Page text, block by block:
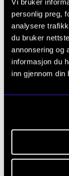
Vi bruker
personlig preg,
analysere
du bruker
annonsering og
informasjon du
inn gjennom din